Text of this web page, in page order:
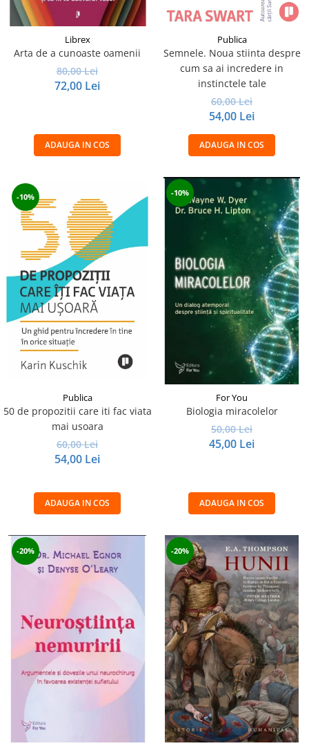
Librex
Arta de a cunoaste oamenii
80,00 Lei
72,00 Lei
ADAUGA IN COS
Publica
Semnele. Noua stiinta despre
cum sa ai incredere in
instinctele tale
60,00 Lei
54,00 Lei
ADAUGA IN COS
-10%
Publica
50 de propozitii care iti fac viata
mai usoara
60,00 Lei
54,00 Lei
ADAUGA IN COS
-10%
For You
Biologia miracolelor
50,00 Lei
45,00 Lei
ADAUGA IN COS
-20% -20%